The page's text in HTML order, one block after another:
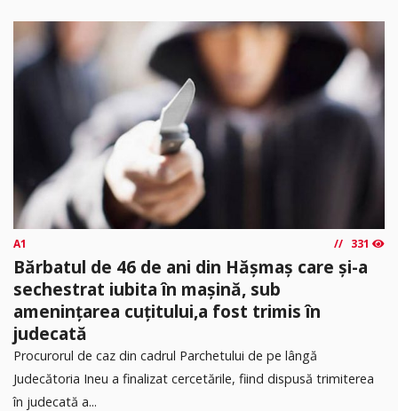
A1 331
Bărbatul de 46 de ani din Hășmaș care și-a
sechestrat iubita în mașină, sub
amenințarea cuțitului,a fost trimis în
judecată
Procurorul de caz din cadrul Parchetului de pe lângă
Judecătoria Ineu a finalizat cercetările, fiind dispusă trimiterea
în judecată a...